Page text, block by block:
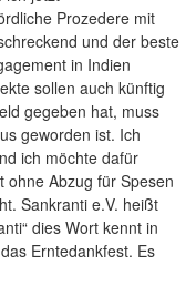
Prozedere mit
und der beste
in Indien
sollen auch künftig
gegeben hat, muss
geworden ist. Ich
ich möchte dafür
ohne Abzug für Spesen
Sankranti e.V. heißt
dies Wort kennt in
Erntedankfest. Es